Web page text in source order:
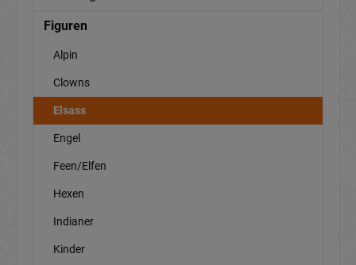
Figuren
Alpin
Clowns
Elsass
Engel
Feen/Elfen
Hexen
Indianer
Kinder